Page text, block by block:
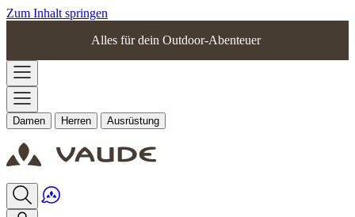
Zum Inhalt springen
Alles für dein Outdoor-Abenteuer
Damen Herren Ausrüstung